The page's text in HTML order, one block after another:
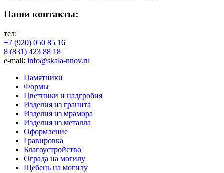
Наши контакты:
тел:
+7 (920) 050 85 16
8 (831) 423 88 18
e-mail: info@skala-nnov.ru
Памятники
Формы
Цветники и надгробия
Изделия из гранита
Изделия из мрамора
Изделия из металла
Оформление
Гравировка
Благоустройство
Ограда на могилу
Щебень на могилу